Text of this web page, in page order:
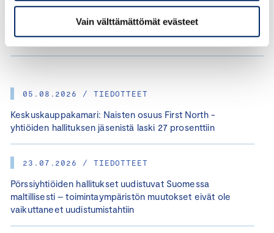
Vain välttämättömät evästeet
05.08.2026 / TIEDOTTEET
Keskuskauppakamari: Naisten osuus First North -
yhtiöiden hallituksen jäsenistä laski 27 prosenttiin
23.07.2026 / TIEDOTTEET
Pörssiyhtiöiden hallitukset uudistuvat Suomessa
maltillisesti – toimintaympäristön muutokset eivät ole
vaikuttaneet uudistumistahtiin
Naisjohtajakatsaus 2/2025
KATSAUS, NAISJOHTAJAKATSAUS